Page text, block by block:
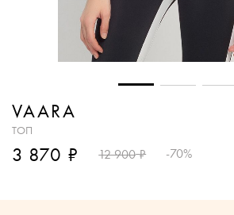
VAARA
ТОП
3 870 ₽ 12 900₽ -70%